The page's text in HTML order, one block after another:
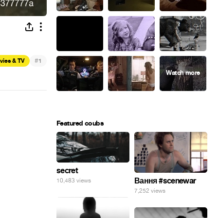
& TV #1
Featured coubs
secret
10,483 views Вання #scenewar
7,252 views